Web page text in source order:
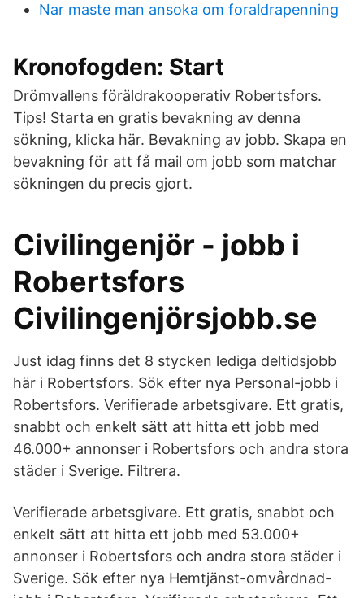
Nar maste man ansoka om foraldrapenning
Kronofogden: Start
Drömvallens föräldrakooperativ Robertsfors.
Tips! Starta en gratis bevakning av denna
sökning, klicka här. Bevakning av jobb. Skapa en
bevakning för att få mail om jobb som matchar
sökningen du precis gjort.
Civilingenjör - jobb i
Robertsfors
Civilingenjörsjobb.se
Just idag finns det 8 stycken lediga deltidsjobb
här i Robertsfors. Sök efter nya Personal-jobb i
Robertsfors. Verifierade arbetsgivare. Ett gratis,
snabbt och enkelt sätt att hitta ett jobb med
46.000+ annonser i Robertsfors och andra stora
städer i Sverige. Filtrera.
Verifierade arbetsgivare. Ett gratis, snabbt och
enkelt sätt att hitta ett jobb med 53.000+
annonser i Robertsfors och andra stora städer i
Sverige. Sök efter nya Hemtjänst-omvårdnad-